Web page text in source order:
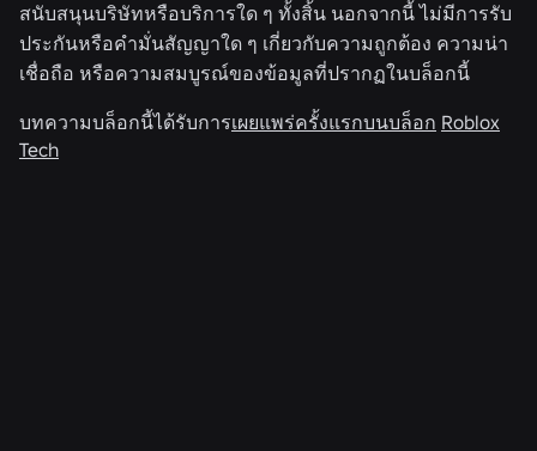
สนับสนุนบริษัทหรือบริการใด ๆ ทั้งสิ้น นอกจากนี้ ไม่มีการรับ
ประกันหรือคำมั่นสัญญาใด ๆ เกี่ยวกับความถูกต้อง ความน่า
เชื่อถือ หรือความสมบูรณ์ของข้อมูลที่ปรากฏในบล็อกนี้
บทความบล็อกนี้ได้รับการเผยแพร่ครั้งแรกบนบล็อก Roblox
Tech